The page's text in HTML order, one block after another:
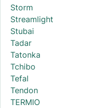
Storm
Streamlight
Stubai
Tadar
Tatonka
Tchibo
Tefal
Tendon
TERMIO